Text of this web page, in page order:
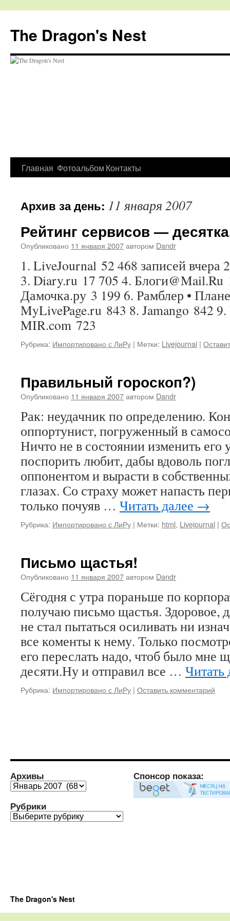
The Dragon's Nest
Перейти
содержимому
Главная Фотоальбом Контакты
Архив за день: 11 января 2007
Рейтинг сервисов —
Опубликовано 11 января 2007автором Dandr
1. LiveJournal 52 468 записей вчера
3. Diary.ru 17 705 4. Блоги@Mail.Ru
Дамочка.ру 3 199 6. Рамблер •
MyLivePage.ru 843 8. Jamango 842
MIR.com 723
Рубрика: Импортировано с ЛиРу | Метки: Livejournal |
Правильный гороскоп?)
Опубликовано 11 января 2007автором Dandr
Рак: неудачник по определению.
оппортунист, погруженный в
Ничто не в состоянии изменить его
поспорить любит, дабы вдоволь
оппонентом и вырасти в
глазах. Со страху может напасть
только почуяв … Читать далее →
Рубрика: Импортировано с ЛиРу | Метки: html, Livejournal |
Письмо щастья!
Опубликовано 11 января 2007автором Dandr
Сёгодня с утра пораньше по
получаю письмо щастья.
не стал пытаться осиливать ни
все коменты к нему. Только
его переслать надо, чтоб было мне
десяти.Ну и отправил все … Читать
Рубрика: Импортировано с ЛиРу | Оставить комментарий
Архивы
Архивы
Рубрики
Рубрики
Спонсор показа:
The Dragon's Nest